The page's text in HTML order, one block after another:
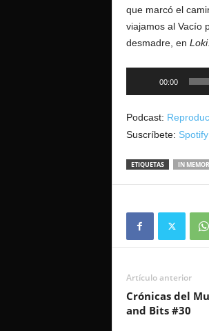
que marcó el
viajamos al Vacío
desmadre, en Loki.
00:00
Podcast:
Suscríbete: Spotify
ETIQUETAS IN
Artículo anterior
Crónicas del
and Bits #30